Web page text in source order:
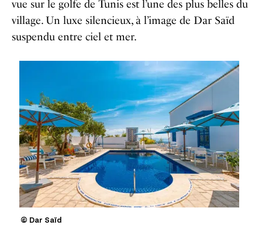
vue sur le golfe de Tunis est l’une des plus belles du
village. Un luxe silencieux, à l’image de Dar Saïd
suspendu entre ciel et mer.
© Dar Saïd